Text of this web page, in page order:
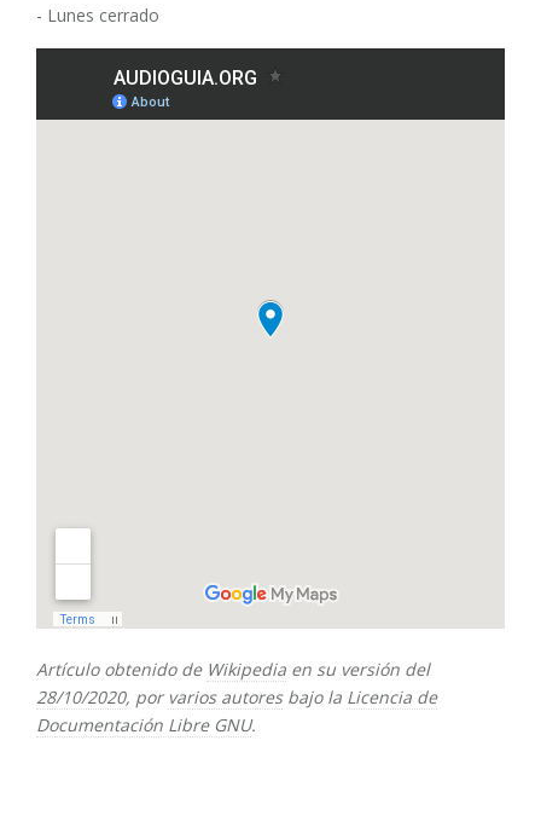
- Lunes cerrado
Artículo obtenido de Wikipedia en su versión del
28/10/2020, por varios autoresbajo la Licencia de
Documentación Libre GNU.